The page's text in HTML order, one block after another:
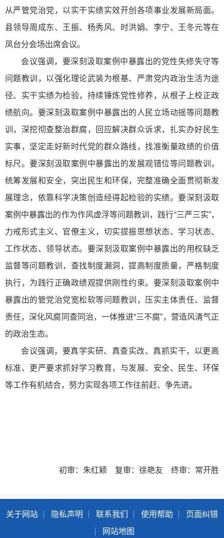
从严管党治党，以实干实绩实效开创各项事业发展新局面。
县领导周成东、王振、杨秀风、时洪娟、李宁、王冬元等在
凤台分会场出席会议。
会议强调，要深刻汲取案例中暴露出的党性失修失守等
问题教训，以强化理论武装为根基、严肃党内政治生活为途
径、实干实绩为检验，持续锤炼党性修养，从根子上校正政
绩航向。要深刻汲取案例中暴露出的人民立场动摇等问题教
训，深挖彻查整治群腐，回应解决群众诉求，扎实办好民生
实事，坚定走好新时代党的群众路线，找准衡量政绩的价值
标尺。要深刻汲取案例中暴露出的发展观错位等问题教训，
统筹发展和安全，突出民生和环保，完整准确全面贯彻新发
展理念，依靠科学决策创造经得起检验的实绩。要深刻汲取
案例中暴露出的作为作风虚浮等问题教训，践行“三严三实”，
力戒形式主义、官僚主义，切实提振思想状态、学习状态、
工作状态、领导状态。要深刻汲取案例中暴露出的用权缺乏
监督等问题教训，查找制度漏洞，提高制度质量，严格制度
执行，为践行正确政绩观提供刚性约束。要深刻汲取案例中
暴露出的管党治党宽松软等问题教训，压实主体责任、监督
责任，深化风腐同查同治，一体推进“三不腐”，营造风清气正
的政治生态。
会议强调，要真学实研、真查实改、真抓实干，以更高
标准、更严要求抓好学习教育，与发展、安全、民生、环保
等工作有机结合，努力实现各项工作往前赶、争先进。
初审：朱红颖 复审：徐艳友 终审：常开胜
关于网站 隐私声明 联系我们 使用帮助
页面纠错
网站地图